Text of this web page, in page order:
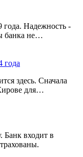
года. Надежность -
банка не…
года
здесь. Сначала
для…
Банк входит в